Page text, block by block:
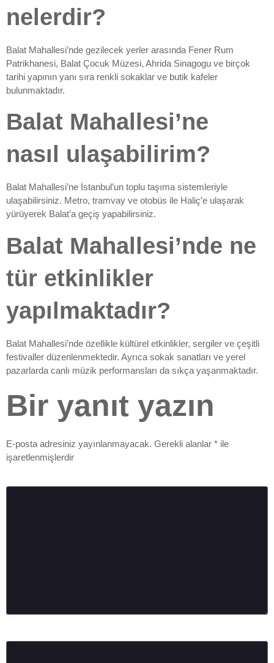
nelerdir?
Balat Mahallesi’nde gezilecek yerler arasında Fener Rum
Patrikhanesi, Balat Çocuk Müzesi, Ahrida Sinagogu ve birçok
tarihi yapının yanı sıra renkli sokaklar ve butik kafeler
bulunmaktadır.
Balat Mahallesi’ne
nasıl ulaşabilirim?
Balat Mahallesi’ne İstanbul’un toplu taşıma sistemleriyle
ulaşabilirsiniz. Metro, tramvay ve otobüs ile Haliç’e ulaşarak
yürüyerek Balat’a geçiş yapabilirsiniz.
Balat Mahallesi’nde ne
tür etkinlikler
yapılmaktadır?
Balat Mahallesi’nde özellikle kültürel etkinlikler, sergiler ve çeşitli
festivaller düzenlenmektedir. Ayrıca sokak sanatları ve yerel
pazarlarda canlı müzik performansları da sıkça yaşanmaktadır.
Bir yanıt yazın
E-posta adresiniz yayınlanmayacak. Gerekli alanlar * ile
işaretlenmişlerdir